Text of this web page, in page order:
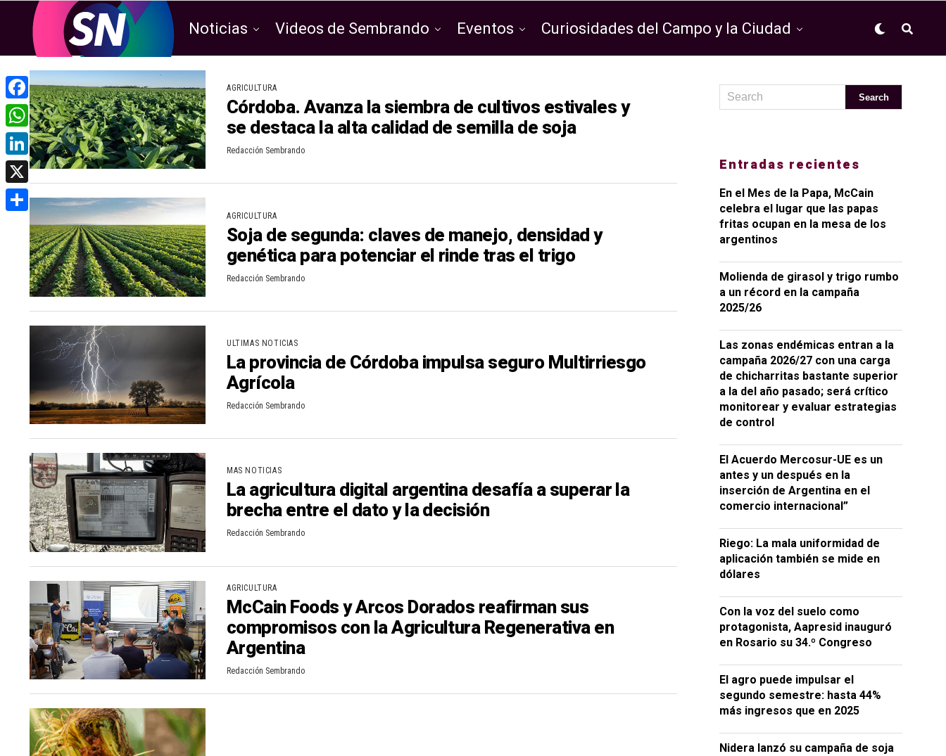
Noticias Videos de Sembrando Eventos Curiosidades del Campo y la Ciudad
AGRICULTURA
Córdoba. Avanza la siembra de cultivos estivales y
se destaca la alta calidad de semilla de soja
Redacción Sembrando
AGRICULTURA
Soja de segunda: claves de manejo, densidad y
genética para potenciar el rinde tras el trigo
Redacción Sembrando
ULTIMAS NOTICIAS
La provincia de Córdoba impulsa seguro Multirriesgo
Agrícola
Redacción Sembrando
MAS NOTICIAS
La agricultura digital argentina desafía a superar la
brecha entre el dato y la decisión
Redacción Sembrando
AGRICULTURA
McCain Foods y Arcos Dorados reafirman sus
compromisos con la Agricultura Regenerativa en
Argentina
Redacción Sembrando
Entradas recientes
En el Mes de la Papa, McCain
celebra el lugar que las papas
fritas ocupan en la mesa de los
argentinos
Molienda de girasol y trigo rumbo
a un récord en la campaña
2025/26
Las zonas endémicas entran a la
campaña 2026/27 con una carga
de chicharritas bastante superior
a la del año pasado; será crítico
monitorear y evaluar estrategias
de control
El Acuerdo Mercosur-UE es un
antes y un después en la
inserción de Argentina en el
comercio internacional”
Riego: La mala uniformidad de
aplicación también se mide en
dólares
Con la voz del suelo como
protagonista, Aapresid inauguró
en Rosario su 34.º Congreso
El agro puede impulsar el
segundo semestre: hasta 44%
más ingresos que en 2025
Nidera lanzó su campaña de soja
F
a
c
e
b
W
h
a
L
i
n
X